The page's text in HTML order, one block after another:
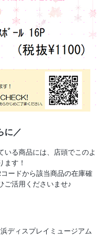
に／
いる商品には、店頭でこのよ
ます！
ードから該当商品の在庫確
ご活用くださいませ♪
ディスプレイミュージアム